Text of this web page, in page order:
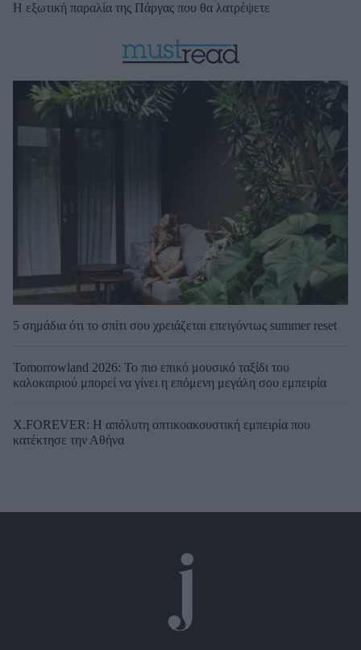
Η εξωτική παραλία της Πάργας που θα λατρέψετε
5 σημάδια ότι το σπίτι σου χρειάζεται επειγόντως summer reset
Tomorrowland 2026: Το πιο επικό μουσικό ταξίδι του
καλοκαιριού μπορεί να γίνει η επόμενη μεγάλη σου εμπειρία
X.FOREVER: Η απόλυτη οπτικοακουστική εμπειρία που
κατέκτησε την Αθήνα